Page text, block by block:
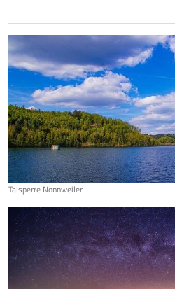
Talsperre Nonnweiler